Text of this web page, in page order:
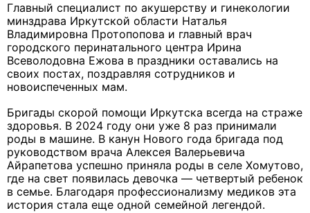
Главный специалист по акушерству и гинекологии
минздрава Иркутской области Наталья
Владимировна Протопопова и главный врач
городского перинатального центра Ирина
Всеволодовна Ежова в праздники оставались на
своих постах, поздравляя сотрудников и
новоиспеченных мам.
Бригады скорой помощи Иркутска всегда на страже
здоровья. В 2024 году они уже 8 раз принимали
роды в машине. В канун Нового года бригада под
руководством врача Алексея Валерьевича
Айрапетова успешно приняла роды в селе Хомутово,
где на свет появилась девочка — четвертый ребенок
в семье. Благодаря профессионализму медиков эта
история стала еще одной семейной легендой.